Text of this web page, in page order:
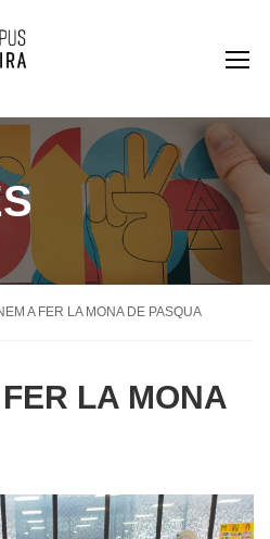
A FER LA MONA DE PASQUA
LA MONA